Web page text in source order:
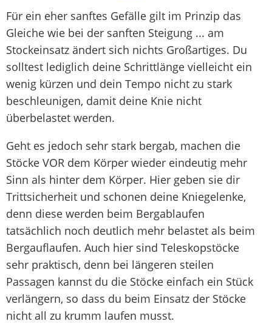
Für ein eher sanftes Gefälle gilt im Prinzip das
Gleiche wie bei der sanften Steigung ... am
Stockeinsatz ändert sich nichts Großartiges. Du
solltest lediglich deine Schrittlänge vielleicht ein
wenig kürzen und dein Tempo nicht zu stark
beschleunigen, damit deine Knie nicht
überbelastet werden.
Geht es jedoch sehr stark bergab, machen die
Stöcke VOR dem Körper wieder eindeutig mehr
Sinn als hinter dem Körper. Hier geben sie dir
Trittsicherheit und schonen deine Kniegelenke,
denn diese werden beim Bergablaufen
tatsächlich noch deutlich mehr belastet als beim
Bergauflaufen. Auch hier sind Teleskopstöcke
sehr praktisch, denn bei längeren steilen
Passagen kannst du die Stöcke einfach ein Stück
verlängern, so dass du beim Einsatz der Stöcke
nicht all zu krumm laufen musst.